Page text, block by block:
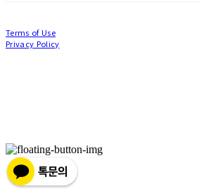
Terms of Use
Privacy Policy